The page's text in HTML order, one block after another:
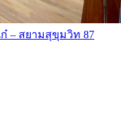
– สยามสุขุมวิท 87